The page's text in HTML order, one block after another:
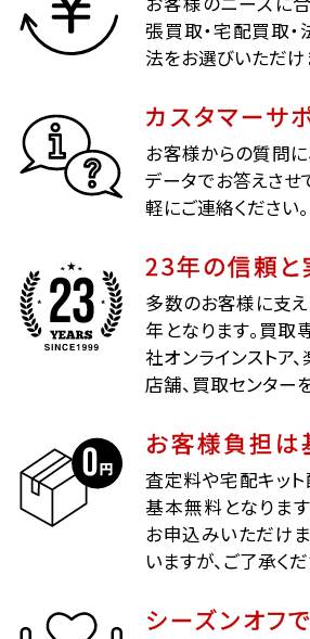
張買取・宅配買取
法をお選びいただけ
カスタマーサ
お客様からの質問
データでお答えさせ
軽にご連絡ください。
23年の信頼と
多数のお客様に支
年となります。買取
社オンラインストア
店舗、買取センター
お客様負担は
査定料や宅配キッ
基本無料となりま
お申込みいただけ
いますが、ご了承くだ
シーズンオフ